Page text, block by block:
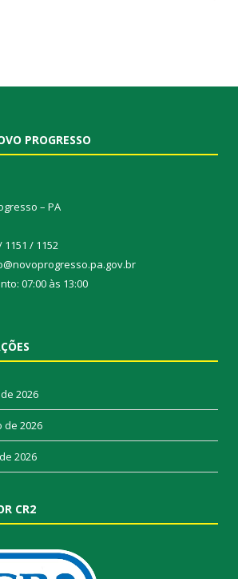
PROGRESSO
– PA
1151 / 1152
07:00 às 13:00
2026
de 2026
2026
CR2